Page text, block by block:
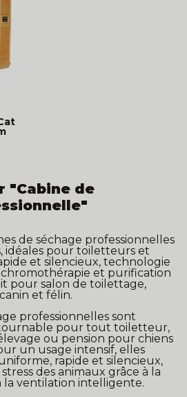
"Cabine de
de séchage professionnelles
idéales pour toiletteurs et
et silencieux, technologie
et purification
pour salon de toilettage,
et félin.
professionnelles sont
pour tout toiletteur,
ou pension pour chiens
un usage intensif, elles
rapide et silencieux,
des animaux grâce à la
la ventilation intelligente.